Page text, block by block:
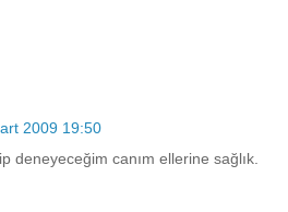
2009 19:50
deneyeceğim canım ellerine sağlık.